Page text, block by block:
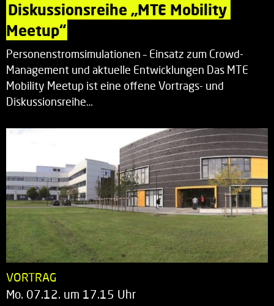
Diskussionsreihe „MTE Mobility
Meetup“
Personenstromsimulationen – Einsatz zum Crowd-
Management und aktuelle Entwicklungen Das MTE
Mobility Meetup ist eine offene Vortrags- und
Diskussionsreihe…
VORTRAG
Mo. 07.12. um 17.15 Uhr